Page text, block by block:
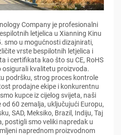
Company je profesionalni
letjelica u Xianning Kinu
smo u mogućnosti dizajnirati,
vrste bespilotnih letjelica i
i certifikata kao što su CE, RoHS
osigurali kvalitetu proizvoda.
podršku, strog proces kontrole
prodajne ekipe i konkurentnu
kupce iz cijelog svijeta, naši
60 zemalja, uključujući Europu,
SAD, Meksiko, Brazil, Indiju, Taj
postigli smo veliki napredak u
naprednom proizvodnom